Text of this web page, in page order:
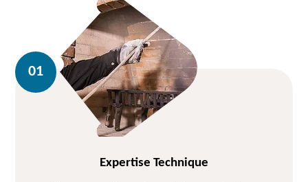
Expertise Technique